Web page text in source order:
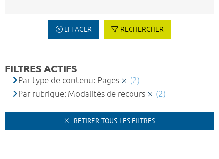
EFFACER RECHERCHER
FILTRES ACTIFS
Par type de contenu: Pages
(2)
Par rubrique: Modalités de recours
(2)
RETIRER TOUS LES FILTRES